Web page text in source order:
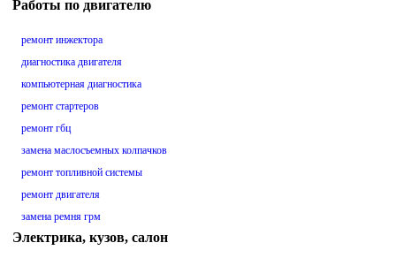
Работы по двигателю
ремонт инжектора
диагностика двигателя
компьютерная диагностика
ремонт стартеров
ремонт гбц
замена маслосъемных колпачков
ремонт топливной системы
ремонт двигателя
замена ремня грм
Электрика, кузов, салон